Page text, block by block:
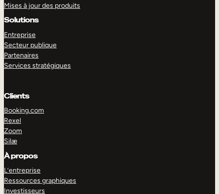
Mises à jour des produits
Solutions
Entreprise
Secteur publique
Partenaires
Services stratégiques
Clients
Booking.com
Rexel
Zoom
Silæ
À propos
L’entreprise
Ressources graphiques
Investisseurs